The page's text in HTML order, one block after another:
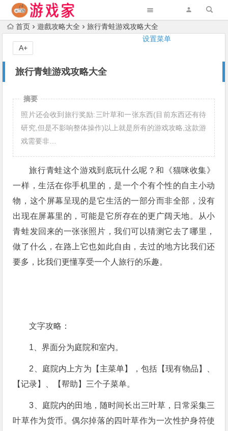
设置菜单
首页 遊戲攻略大全 旅行青蛙游戏攻略大全
旅行青蛙游戏攻略大全
A+
摘要
照片还会收到旅行奖励:三叶草和一张东西(目前东西还有待
研究,但是不影响整体操作)以上就是所有的游戏攻略,这款游
戏需要非…
旅行青蛙这个游戏到底玩什么呢？和《猫咪收集》
一样，生活在你手机里的，是一个个有个性的自主小动
物，这个屏幕呈现的是它生活的一部分而非全部，没有
出现在屏幕里的，可能是它所存在的更广阔天地。从小
青蛙发回来的一张张照片，我们可以猜测它去了哪里，
做了什么，在路上它也如此自由，去过的地方比我们还
要多，比我们更懂享受一个人旅行的乐趣。
文字攻略：
1、界面分为庭院和室内。
2、庭院内上方为【主菜单】，包括【现有物品】、
【记录】、【帮助】三个子菜单。
3、庭院内的田地，随时间长出三叶草，日常采集三
叶草作为货币。偶尔掉落的四叶草作为一次性护身符使